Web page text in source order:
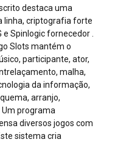
destaca uma
linha, criptografia forte
Spinlogic fornecedor .
Slots mantém o
participante, ator,
malha,
da informação,
arranjo,
programa
diversos jogos com
sistema cria